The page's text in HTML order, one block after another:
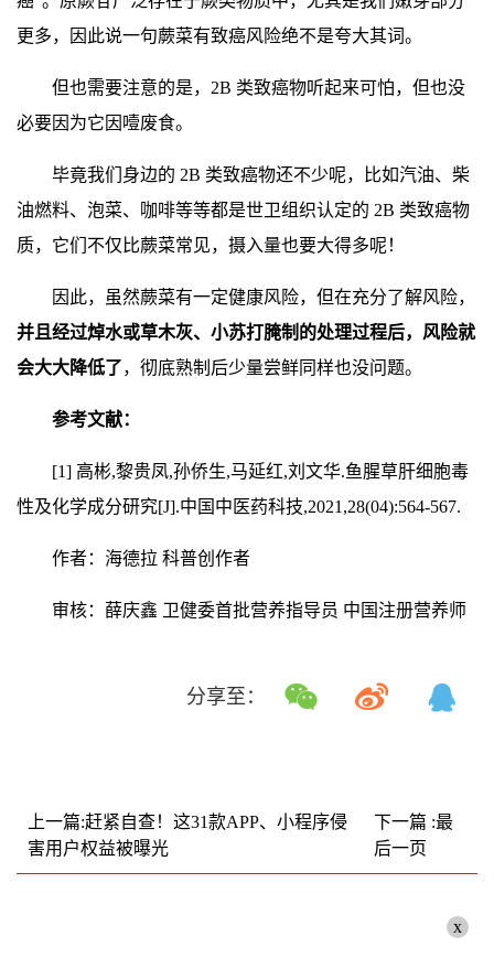
更多，因此说一句蕨菜有致癌风险绝不是夸大其词。
但也需要注意的是，2B 类致癌物听起来可怕，但也没
必要因为它因噎废食。
毕竟我们身边的 2B 类致癌物还不少呢，比如汽油、柴
油燃料、泡菜、咖啡等等都是世卫组织认定的 2B 类致癌物
质，它们不仅比蕨菜常见，摄入量也要大得多呢！
因此，虽然蕨菜有一定健康风险，但在充分了解风险，
并且经过焯水或草木灰、小苏打腌制的处理过程后，风险就
会大大降低了，彻底熟制后少量尝鲜同样也没问题。
参考文献：
[1] 高彬,黎贵凤,孙侨生,马延红,刘文华.鱼腥草肝细胞毒
性及化学成分研究[J].中国中医药科技,2021,28(04):564-567.
作者：海德拉 科普创作者
审核：薛庆鑫 卫健委首批营养指导员 中国注册营养师
分享至：
上一篇:赶紧自查！这31款APP、小程序侵
害用户权益被曝光
下一篇 :最
后一页
x